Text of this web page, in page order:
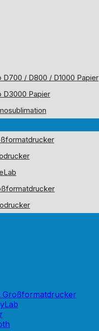
D700 / D800 / D1000 Papier
D3000 Papier